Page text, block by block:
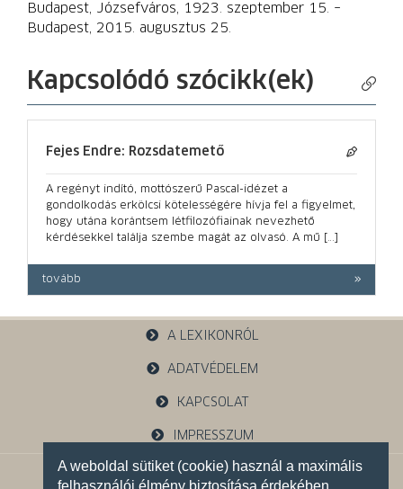
A weboldal sütiket (cookie) használ a maximális
felhasználói élmény biztosítása érdekében.
Budapest, Józsefváros, 1923. szeptember 15. –
Budapest, 2015. augusztus 25.
Kapcsolódó szócikk(ek)
Fejes Endre: Rozsdatemető
A regényt indító, mottószerű Pascal-idézet a
gondolkodás erkölcsi kötelességére hívja fel a figyelmet,
hogy utána korántsem létfilozófiainak nevezhető
kérdésekkel találja szembe magát az olvasó. A mű […]
tovább
A LEXIKONRÓL
ADATVÉDELEM
KAPCSOLAT
IMPRESSZUM
1121 Budapest, Budakeszi u. 38.